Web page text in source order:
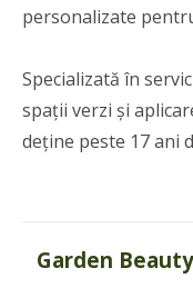
personalizate
Specializată în
spații verzi și
deține peste 17 ani
Garden